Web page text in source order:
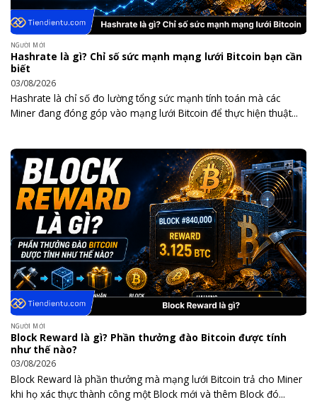
NGƯỜI MỚI
Hashrate là gì? Chỉ số sức mạnh mạng lưới Bitcoin bạn cần
biết
03/08/2026
Hashrate là chỉ số đo lường tổng sức mạnh tính toán mà các
Miner đang đóng góp vào mạng lưới Bitcoin để thực hiện thuật...
NGƯỜI MỚI
Block Reward là gì? Phần thưởng đào Bitcoin được tính
như thế nào?
03/08/2026
Block Reward là phần thưởng mà mạng lưới Bitcoin trả cho Miner
khi họ xác thực thành công một Block mới và thêm Block đó...